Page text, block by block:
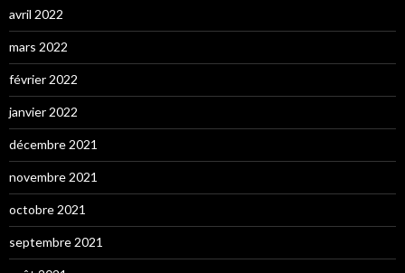
avril 2022
mars 2022
février 2022
janvier 2022
décembre 2021
novembre 2021
octobre 2021
septembre 2021